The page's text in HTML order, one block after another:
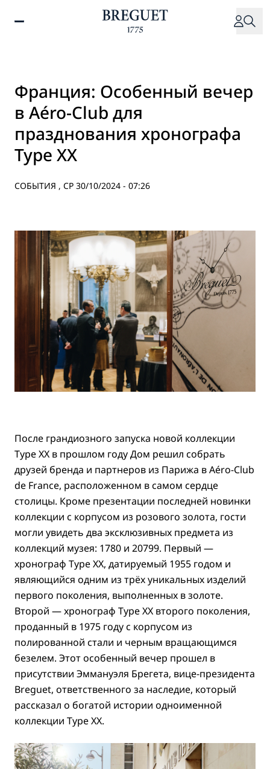
Франция: Особенный вечер
в Aéro-Club для
празднования хронографа
Type XX
СОБЫТИЯ , СР 30/10/2024 - 07:26
После грандиозного запуска новой коллекции
Type XX в прошлом году Дом решил собрать
друзей бренда и партнеров из Парижа в Aéro-Club
de France, расположенном в самом сердце
столицы. Кроме презентации последней новинки
коллекции с корпусом из розового золота, гости
могли увидеть два эксклюзивных предмета из
коллекций музея: 1780 и 20799. Первый —
хронограф Type XX, датируемый 1955 годом и
являющийся одним из трёх уникальных изделий
первого поколения, выполненных в золоте.
Второй — хронограф Type XX второго поколения,
проданный в 1975 году с корпусом из
полированной стали и черным вращающимся
безелем. Этот особенный вечер прошел в
присутствии Эммануэля Брегета, вице-президента
Breguet, ответственного за наследие, который
рассказал о богатой истории одноименной
коллекции Type XX.